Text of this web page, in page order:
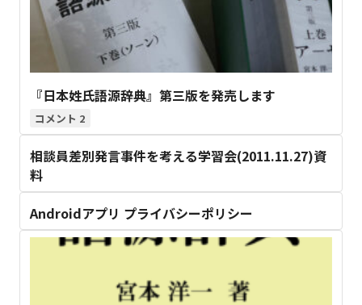
『日本姓氏語源辞典』第三版を発売します
2
相談員差別発言事件を考える学習会(2011.11.27)資
料
Androidアプリ プライバシーポリシー